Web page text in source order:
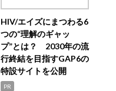
HIV/エイズにまつわる6
つの“理解のギャッ
プ”とは？ 2030年の流
行終結を目指すGAP6の
特設サイトを公開
PR